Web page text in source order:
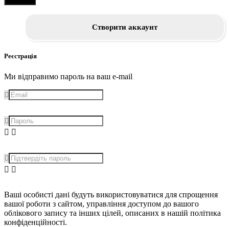
Створити аккаунт
Реєстрація
Ми відправимо пароль на ваш e-mail
Ваші особисті дані будуть використовуватися для спрощення
вашої роботи з сайтом, управління доступом до вашого
облікового запису та інших цілей, описаних в нашій політика
конфіденційності.